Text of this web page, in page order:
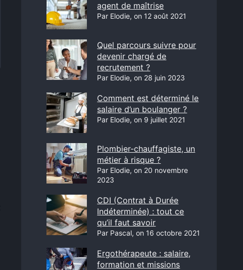
agent de maîtrise
Par Elodie, on 12 août 2021
Quel parcours suivre pour
devenir chargé de
recrutement ?
Par Elodie, on 28 juin 2023
Comment est déterminé le
salaire d’un boulanger ?
Par Elodie, on 9 juillet 2021
Plombier-chauffagiste, un
métier à risque ?
Par Elodie, on 20 novembre
2023
CDI (Contrat à Durée
Indéterminée) : tout ce
qu’il faut savoir
Par Pascal, on 16 octobre 2021
Ergothérapeute : salaire,
formation et missions